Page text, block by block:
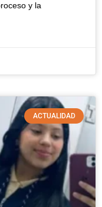
y la
ACTUALIDAD